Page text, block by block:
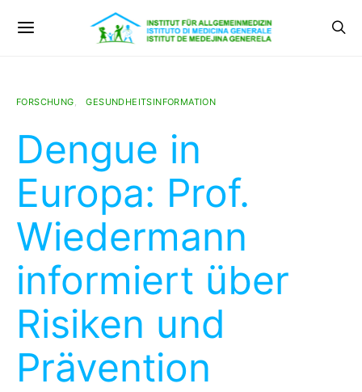
FORSCHUNG GESUNDHEITSINFORMATION
Dengue in
Europa: Prof.
Wiedermann
informiert über
Risiken und
Prävention